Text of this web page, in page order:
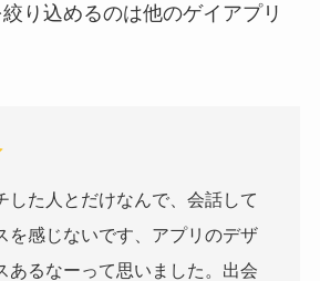
り込めるのは他のゲイアプリ
した人とだけなんで、会話して
を感じないです、アプリのデザ
あるなーって思いました。出会